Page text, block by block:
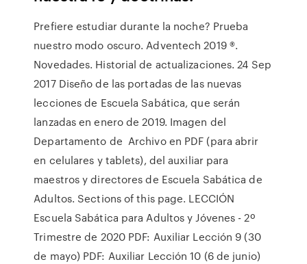
Prefiere estudiar durante la noche? Prueba
nuestro modo oscuro. Adventech 2019 ®.
Novedades. Historial de actualizaciones. 24 Sep
2017 Diseño de las portadas de las nuevas
lecciones de Escuela Sabática, que serán
lanzadas en enero de 2019. Imagen del
Departamento de Archivo en PDF (para abrir
en celulares y tablets), del auxiliar para
maestros y directores de Escuela Sabática de
Adultos. Sections of this page. LECCIÓN
Escuela Sabática para Adultos y Jóvenes - 2º
Trimestre de 2020 PDF: Auxiliar Lección 9 (30
de mayo) PDF: Auxiliar Lección 10 (6 de junio)